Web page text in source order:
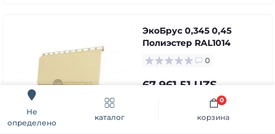
Не
определено
каталог корзина
0
Быстрый заказ В корзину
ЭкоБрус 0,345 0,45
Полиэстер RAL1014
0
67 961.51 UZS